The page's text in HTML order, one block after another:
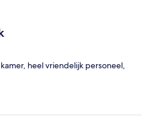
heel vriendelijk personeel,